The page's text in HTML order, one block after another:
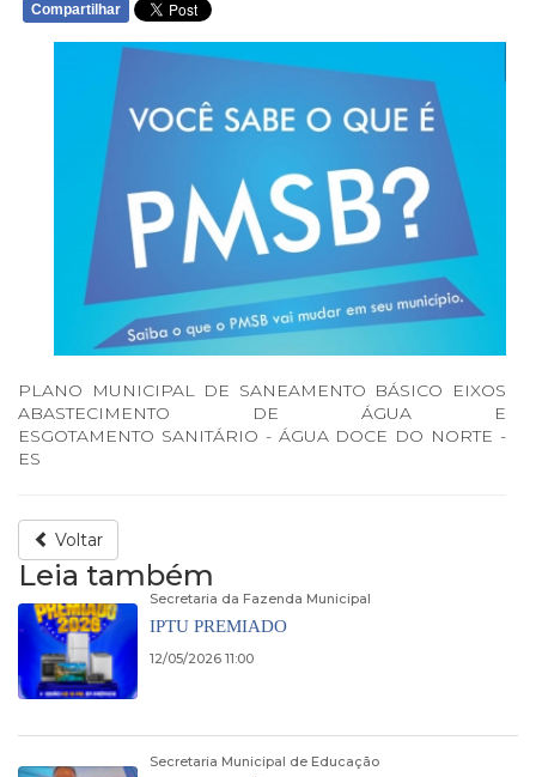
Compartilhar
PLANO MUNICIPAL DE SANEAMENTO BÁSICO EIXOS
ABASTECIMENTO DE ÁGUA E
ESGOTAMENTO SANITÁRIO - ÁGUA DOCE DO NORTE -
ES
Voltar
Leia também
Secretaria da Fazenda Municipal
IPTU PREMIADO
12/05/2026 11:00
Secretaria Municipal de Educação